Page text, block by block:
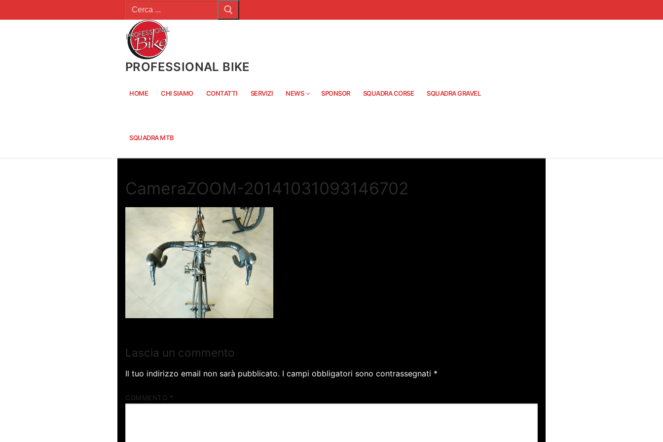
al
PROFESSIONAL BIKE
HOME CHI SIAMO CONTATTI SERVIZI NEWS SPONSOR SQUADRA CORSE SQUADRA GRAVEL
SQUADRA MTB
CameraZOOM-20141031093146702
Lascia un commento
Il tuo indirizzo email non sarà pubblicato. I campi obbligatori sono contrassegnati *
COMMENTO *